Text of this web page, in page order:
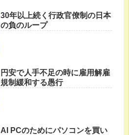
30年以上続く行政官僚制の日本
の負のループ
円安で人手不足の時に雇用解雇
規制緩和する愚行
AI PCのためにパソコンを買い